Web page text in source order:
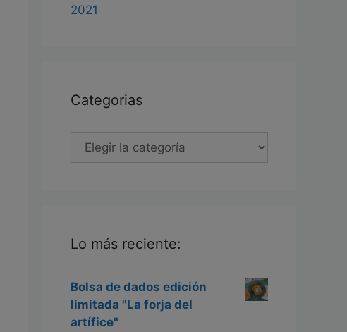
2021
Categorias
Categorias
Lo más reciente:
Bolsa de dados edición
limitada "La forja del
artífice"